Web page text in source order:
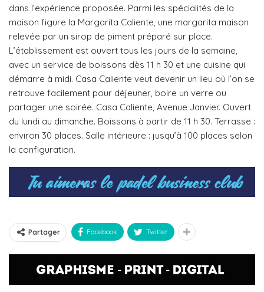
dans l’expérience proposée. Parmi les spécialités de la
maison figure la Margarita Caliente, une margarita maison
relevée par un sirop de piment préparé sur place.
L’établissement est ouvert tous les jours de la semaine,
avec un service de boissons dès 11 h 30 et une cuisine qui
démarre à midi. Casa Caliente veut devenir un lieu où l’on se
retrouve facilement pour déjeuner, boire un verre ou
partager une soirée. Casa Caliente, Avenue Janvier. Ouvert
du lundi au dimanche. Boissons à partir de 11 h 30. Terrasse :
environ 30 places. Salle intérieure : jusqu’à 100 places selon
la configuration.
Partager Facebook Twitter